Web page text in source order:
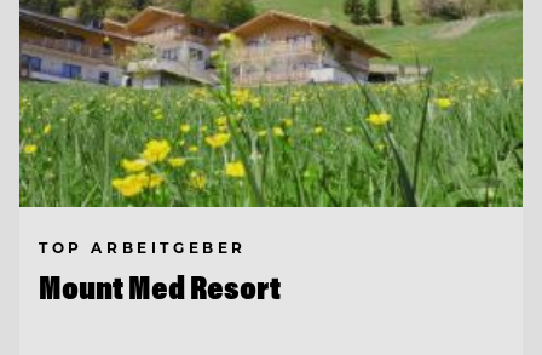
TOP ARBEITGEBER
Mount Med Resort